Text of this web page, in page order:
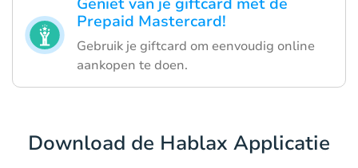
Prepaid Mastercard!
Gebruik je giftcard om eenvoudig online
aankopen te doen.
Download de Hablax Applicatie